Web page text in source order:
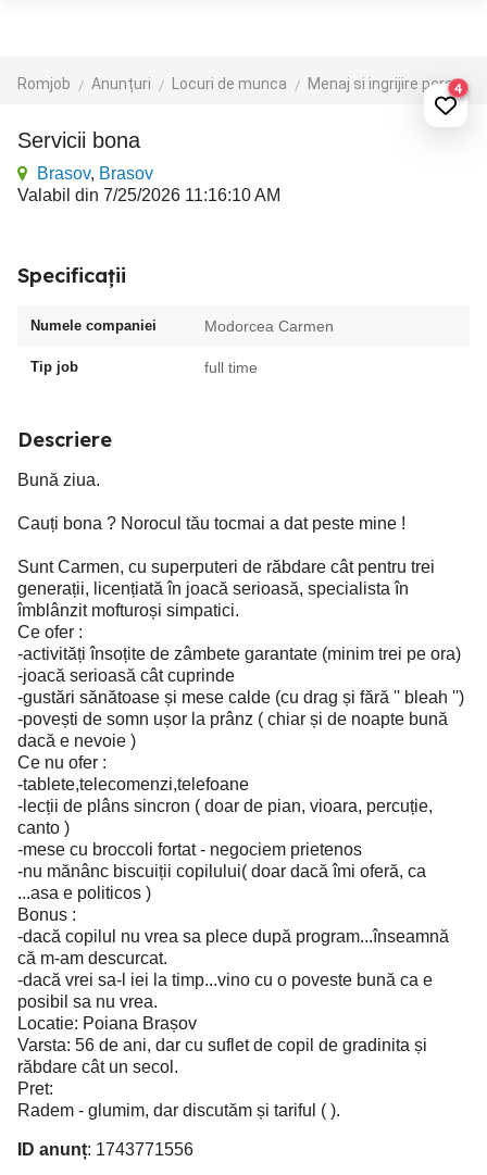
Romjob Anunțuri Locuri de munca Menaj si ingrijire persoane4
Servicii bona
Brasov, Brasov
Valabil din 7/25/2026 11:16:10 AM
Specificații
Numele companiei Modorcea Carmen
Tip job full time
Descriere
Bună ziua.
Cauți bona ? Norocul tău tocmai a dat peste mine !
Sunt Carmen, cu superputeri de răbdare cât pentru trei
generații, licențiată în joacă serioasă, specialista în
îmblânzit mofturoși simpatici.
Ce ofer :
-activități însoțite de zâmbete garantate (minim trei pe ora)
-joacă serioasă cât cuprinde
-gustări sănătoase și mese calde (cu drag și fără '' bleah '')
-povești de somn ușor la prânz ( chiar și de noapte bună
dacă e nevoie )
Ce nu ofer :
-tablete,telecomenzi,telefoane
-lecții de plâns sincron ( doar de pian, vioara, percuție,
canto )
-mese cu broccoli fortat - negociem prietenos
-nu mănânc biscuiții copilului( doar dacă îmi oferă, ca
...asa e politicos )
Bonus :
-dacă copilul nu vrea sa plece după program...înseamnă
că m-am descurcat.
-dacă vrei sa-l iei la timp...vino cu o poveste bună ca e
posibil sa nu vrea.
Locatie: Poiana Brașov
Varsta: 56 de ani, dar cu suflet de copil de gradinita și
răbdare cât un secol.
Pret:
Radem - glumim, dar discutăm și tariful ( ).
ID anunț: 1743771556